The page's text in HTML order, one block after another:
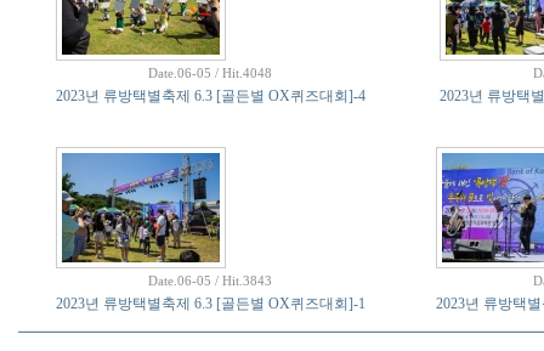
Date.06-05 / Hit.4048
2023년 류방택별축제 6.3 [골든별 OX퀴즈대회]-4 2023년 류방택
Date.06-05 / Hit.3843
2023년 류방택별축제 6.3 [골든별 OX퀴즈대회]-1 2023년 류방택